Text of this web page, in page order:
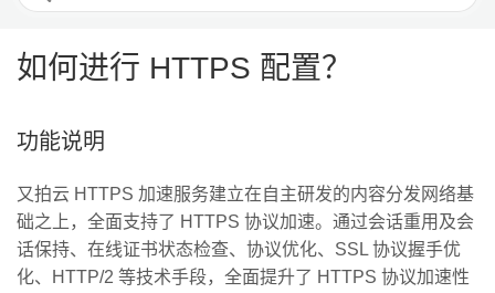
索
如何进行 HTTPS 配置？
功能说明
又拍云 HTTPS 加速服务建立在自主研发的内容分发网络基
础之上，全面支持了 HTTPS 协议加速。通过会话重用及会
话保持、在线证书状态检查、协议优化、SSL 协议握手优
化、HTTP/2 等技术手段，全面提升了 HTTPS 协议加速性